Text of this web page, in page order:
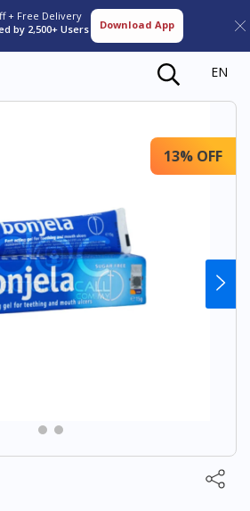
+ Free Delivery
by 2,500+ Users Download App
EN
13% OFF